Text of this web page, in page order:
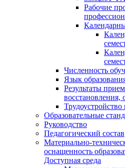
Рабочие
Численность
Язык
Результаты
восстановления,
Образовательные
Руководство
Педагогический состав
Материально-
оснащенность
Доступная среда